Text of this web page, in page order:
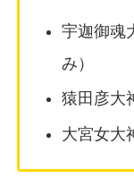
宇迦御魂
み）
猿田彦大
大宮女大